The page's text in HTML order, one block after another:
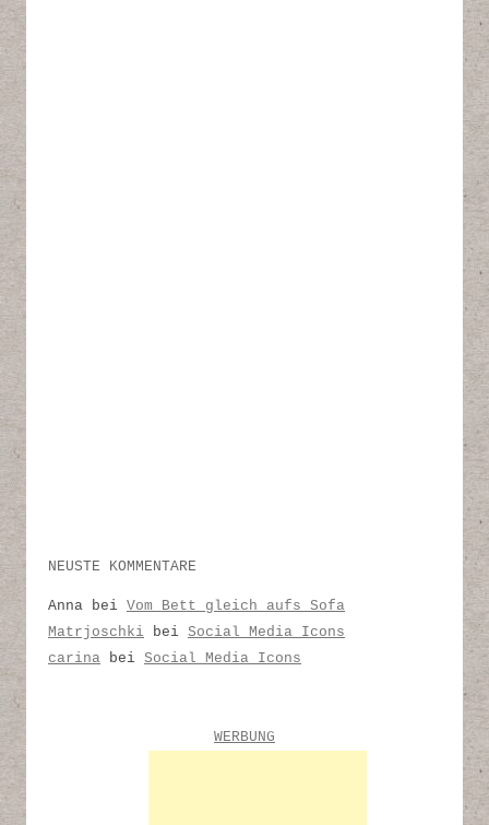
NEUSTE KOMMENTARE
Anna bei Vom Bett gleich aufs Sofa
Matrjoschki bei Social Media Icons
carina bei Social Media Icons
WERBUNG